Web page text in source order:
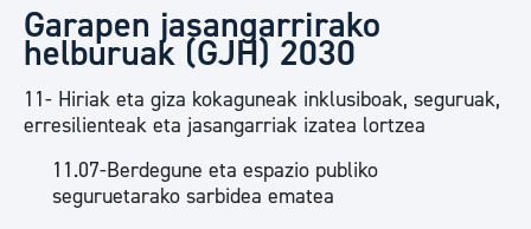
Garapen jasangarrirako
helburuak (GJH) 2030
11- Hiriak eta giza kokaguneak inklusiboak, seguruak,
erresilienteak eta jasangarriak izatea lortzea
11.07-Berdegune eta espazio publiko
seguruetarako sarbidea ematea